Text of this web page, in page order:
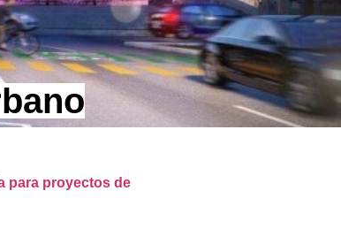
para proyectos de